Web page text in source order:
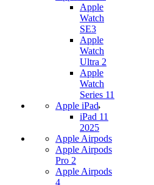
Apple
Watch
SE3
Apple
Watch
Ultra 2
Apple
Watch
Series 11
Apple iPad
iPad 11
2025
Apple Airpods
Apple Airpods
Pro 2
Apple Airpods
4